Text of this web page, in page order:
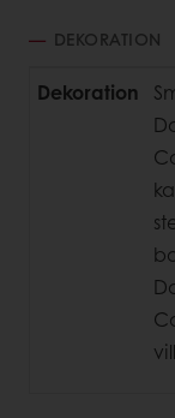
DEKORATION
Dekoration